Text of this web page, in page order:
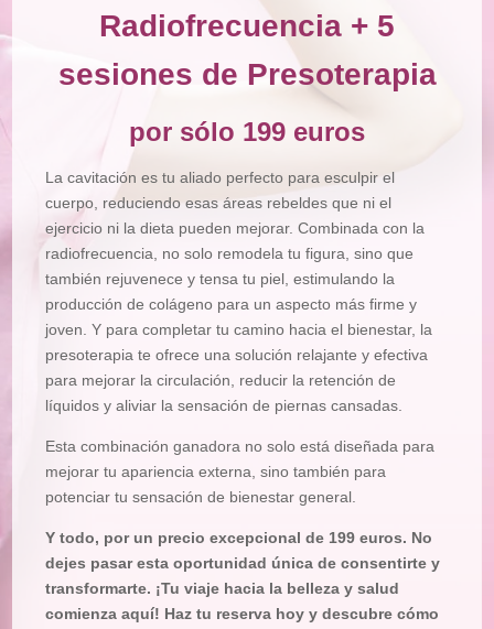
Pestañas
Peluquería
Radiofrecuencia + 5
sesiones de Presoterapia
por sólo 199 euros
La cavitación es tu aliado perfecto para esculpir el
cuerpo, reduciendo esas áreas rebeldes que ni el
ejercicio ni la dieta pueden mejorar. Combinada con la
radiofrecuencia, no solo remodela tu figura, sino que
también rejuvenece y tensa tu piel, estimulando la
producción de colágeno para un aspecto más firme y
joven. Y para completar tu camino hacia el bienestar, la
presoterapia te ofrece una solución relajante y efectiva
para mejorar la circulación, reducir la retención de
líquidos y aliviar la sensación de piernas cansadas.
Esta combinación ganadora no solo está diseñada para
mejorar tu apariencia externa, sino también para
potenciar tu sensación de bienestar general.
Y todo, por un precio excepcional de 199 euros. No
dejes pasar esta oportunidad única de consentirte y
transformarte. ¡Tu viaje hacia la belleza y salud
comienza aquí! Haz tu reserva hoy y descubre cómo